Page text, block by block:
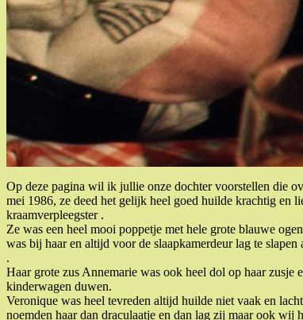
Op deze pagina wil ik jullie onze dochter voorstellen die
mei 1986, ze deed het gelijk heel goed huilde krachtig en
kraamverpleegster .
Ze was een heel mooi poppetje met hele grote blauwe
was bij haar en altijd voor de slaapkamerdeur lag te
.
Haar grote zus Annemarie was ook heel dol op haar
kinderwagen duwen.
Veronique was heel tevreden altijd huilde niet vaak en
noemden haar dan draculaatje en dan lag zij maar ook wij